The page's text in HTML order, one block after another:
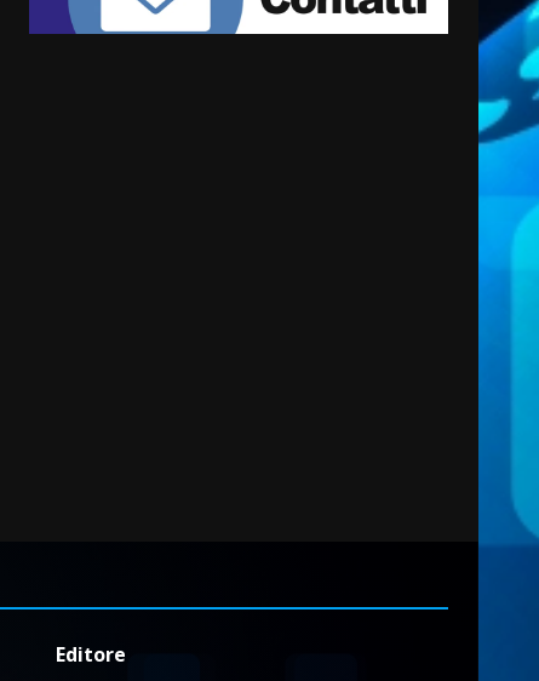
7 Agosto 2026 06:05
5
Editore